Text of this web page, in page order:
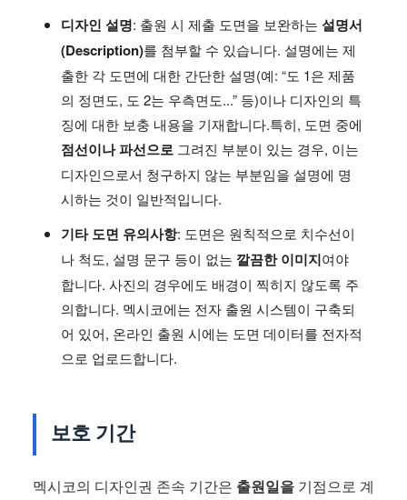
디자인 설명: 출원 시 제출 도면을 보완하는설명서
(Description)를 첨부할 수 있습니다. 설명에는 제
출한 각 도면에 대한 간단한 설명(예: “도 1은 제품
의 정면도, 도 2는 우측면도...” 등)이나 디자인의 특
징에 대한 보충 내용을 기재합니다.특히, 도면 중에
점선이나 파선으로 그려진 부분이 있는 경우, 이는
디자인으로서 청구하지 않는 부분임을 설명에 명
시하는 것이 일반적입니다.
기타 도면 유의사항: 도면은 원칙적으로 치수선이
나 척도, 설명 문구 등이 없는깔끔한 이미지여야
합니다. 사진의 경우에도 배경이 찍히지 않도록 주
의합니다. 멕시코에는 전자 출원 시스템이 구축되
어 있어, 온라인 출원 시에는 도면 데이터를 전자적
으로 업로드합니다.
보호 기간
멕시코의 디자인권 존속 기간은 출원일을 기점으로 계